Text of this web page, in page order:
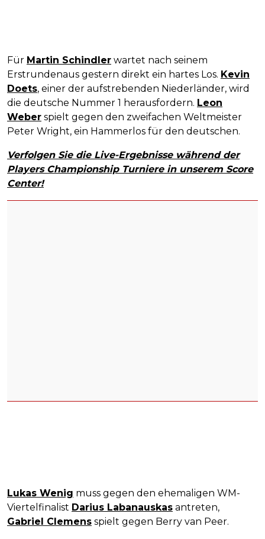
Für Martin Schindler wartet nach seinem
Erstrundenaus gestern direkt ein hartes Los. Kevin
Doets, einer der aufstrebenden Niederländer, wird
die deutsche Nummer 1 herausfordern. Leon
Weber spielt gegen den zweifachen Weltmeister
Peter Wright, ein Hammerlos für den deutschen.
Verfolgen Sie die Live-Ergebnisse während der
Players Championship Turniere in unserem Score
Center!
Lukas Wenig muss gegen den ehemaligen WM-
Viertelfinalist Darius Labanauskas antreten,
Gabriel Clemens spielt gegen Berry van Peer.